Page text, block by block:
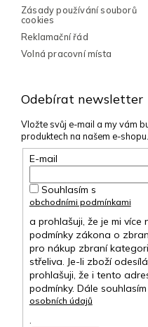
Odebírat newsletter
Vložte svůj e-mail a my vám
produktech na našem e-shopu.
E-mail
Souhlasím s
obchodními podmínkami
a prohlašuji, že je mi více
podmínky zákona o
pro nákup zbraní
střeliva. Je-li zboží
prohlašuji, že i tento
podmínky. Dále
osobních údajů
.
Zásady používání souborů
cookies
Reklamační řád
Volná pracovní místa